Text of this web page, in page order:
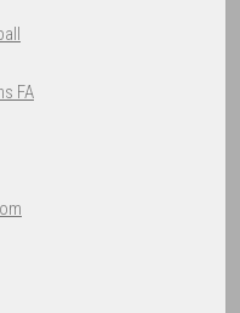
FA